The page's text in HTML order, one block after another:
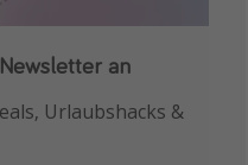
an
Urlaubshacks &
als